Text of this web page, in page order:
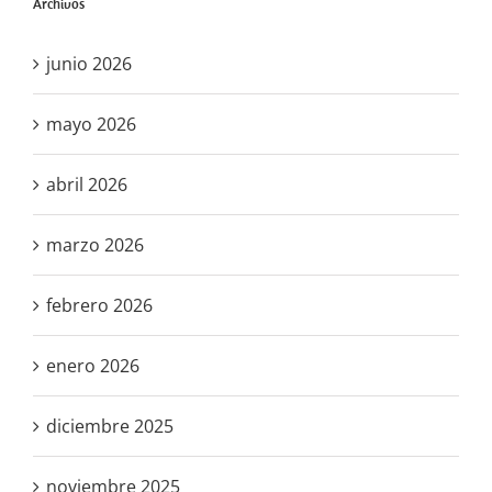
junio 2026
mayo 2026
abril 2026
marzo 2026
febrero 2026
enero 2026
diciembre 2025
noviembre 2025